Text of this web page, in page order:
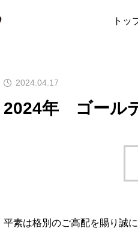
トッ
2024年 ゴ
2024.04.17
2024年 ゴール
平素は格別のご高配を賜り誠